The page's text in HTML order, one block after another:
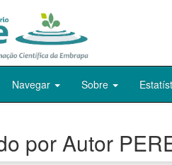
Navegar Sobre
por Autor